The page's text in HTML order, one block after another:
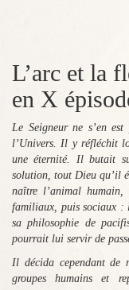
L’arc et la
en X
Le Seigneur ne s’en
l’Univers. Il y réfléchit
une éternité. Il butait
solution, tout Dieu qu’il
naître l’animal
familiaux, puis sociaux :
sa philosophie de
pourrait lui servir de
Il décida cependant de
groupes humains et